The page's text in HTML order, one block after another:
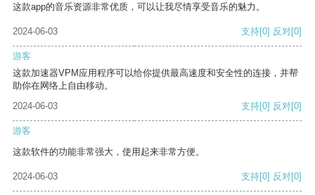
这款app的音乐资源非常优质，可以让我尽情享受音乐的魅力。
2024-06-03 支持[0] 反对[0]
游客
这款加速器VPM应用程序可以给你提供最高速度和安全性的连接，并帮
助你在网络上自由移动。
2024-06-03
支持[0] 反对[0]
游客
这款软件的功能非常强大，使用起来非常方便。
2024-06-03 支持[0] 反对[0]